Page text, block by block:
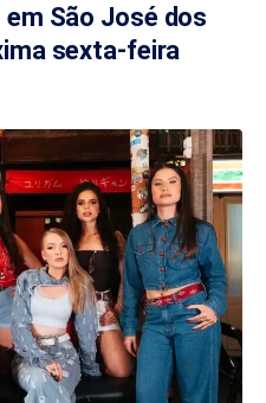
em São José dos
sexta-feira